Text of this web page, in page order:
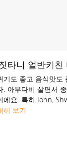
타니 얼반키친
기도 좋고 음식맛도
. 아부다비 살면서
에요. 특히 John,
Henry께 감사드립
히 보기